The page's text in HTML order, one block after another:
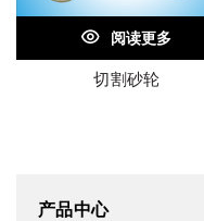
阅读更多
切割砂轮
产品中心